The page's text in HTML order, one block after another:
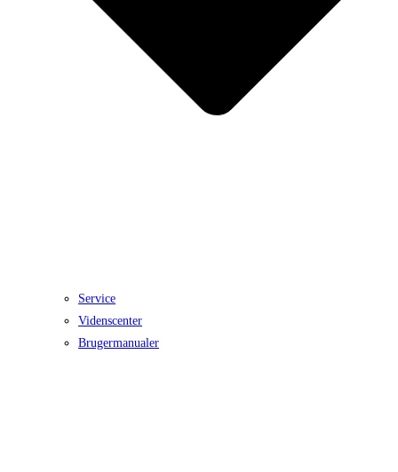
Service
Videnscenter
Brugermanualer